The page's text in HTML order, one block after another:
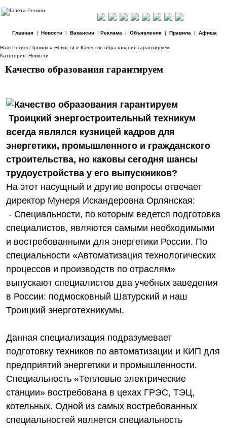
Главная| Новости| Вакансии| Реклама | Объявления| Правила | Афиша
Наш Регион Троицк » Новости » Качество образования гарантируем
Категория: Новости
Качество образования гарантируем
Троицкий энергостроительный техникум
всегда являлся кузницей кадров для
энергетики, промышленного и гражданского
строительства, но каковы сегодня шансы
трудоустройства у его выпускников?
На этот насущный и другие вопросы отвечает
директор Мунеря Искандеровна Орлянская:
- Специальности, по которым ведется подготовка
специалистов, являются самыми необходимыми
и востребованными для энергетики России. По
специальности «Автоматизация технологических
процессов и производств по отраслям»
выпускают специалистов два учебных заведения
в России: подмосковный Шатурский и наш
Троицкий энерготехникумы.
Данная специализация подразумевает
подготовку техников по автоматизации и КИП для
предприятий энергетики и промышленности.
Специальность «Тепловые электрические
станции» востребована в цехах ГРЭС, ТЭЦ,
котельных. Одной из самых востребованных
специальностей является специальность